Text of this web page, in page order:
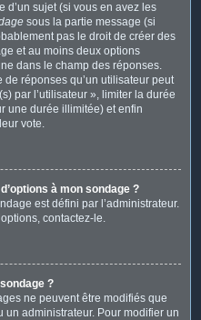
d’un sujet (si vous en avez les
sous la partie message (si
pas le droit de créer des
et au moins deux options
dans le champ des réponses.
réponses qu’un utilisateur peut
par l’utilisateur », limiter la durée
une durée illimitée) et enfin
vote.
à mon sondage ?
est défini par l’administrateur.
contactez-le.
?
ne peuvent être modifiés que
un administrateur. Pour modifier un